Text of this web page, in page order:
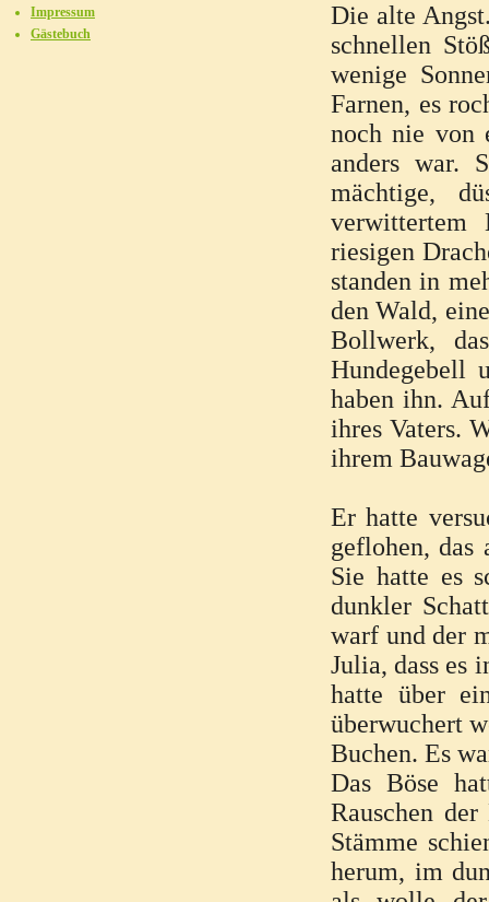
Die alte
schnellen
wenige
Farnen, es
noch nie von
anders war.
mächtige,
verwittertem
riesigen
standen in
den Wald,
Bollwerk,
Hundegebell
haben ihn.
ihres Vaters.
ihrem
Er hatte
geflohen,
Sie hatte es
dunkler
warf und der
Julia, dass es
hatte über
überwuchert
Buchen. Es
Das Böse
Rauschen
Stämme
herum, im
Impressum
Gästebuch